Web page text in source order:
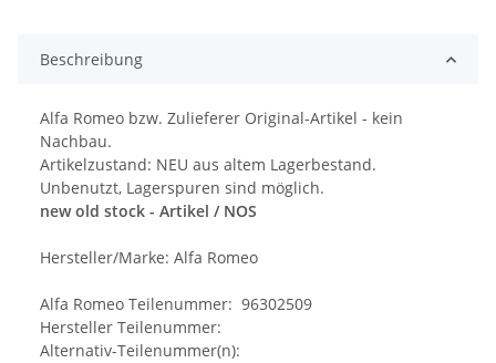
Beschreibung
Alfa Romeo bzw. Zulieferer Original-Artikel - kein
Nachbau.
Artikelzustand: NEU aus altem Lagerbestand.
Unbenutzt, Lagerspuren sind möglich.
new old stock - Artikel / NOS
Hersteller/Marke: Alfa Romeo
Alfa Romeo Teilenummer: 96302509
Hersteller Teilenummer:
Alternativ-Teilenummer(n):